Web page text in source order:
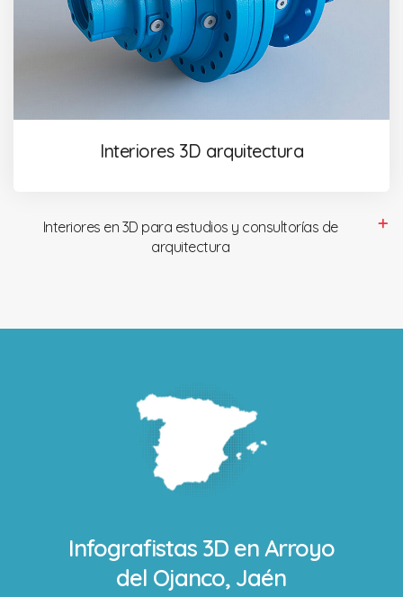
Interiores 3D arquitectura
Interiores en 3D para estudios y consultorías de
arquitectura
Infografistas 3D enArroyo
del Ojanco, Jaén